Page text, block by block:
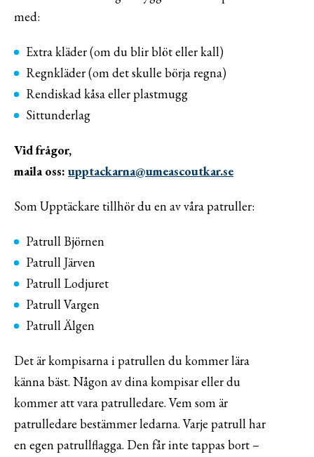
med:
Extra kläder (om du blir blöt eller kall)
Regnkläder (om det skulle börja regna)
Rendiskad kåsa eller plastmugg
Sittunderlag
Vid frågor,
maila oss: upptackarna@umeascoutkar.se
Som Upptäckare tillhör du en av våra patruller:
Patrull Björnen
Patrull Järven
Patrull Lodjuret
Patrull Vargen
Patrull Älgen
Det är kompisarna i patrullen du kommer lära
känna bäst. Någon av dina kompisar eller du
kommer att vara patrulledare. Vem som är
patrulledare bestämmer ledarna. Varje patrull har
en egen patrullflagga. Den får inte tappas bort –